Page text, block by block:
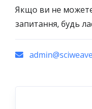
Якщо ви не можете
запитання, будь